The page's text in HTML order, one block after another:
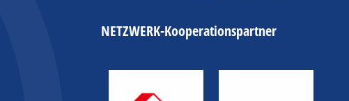
NETZWERK-Kooperationspartner